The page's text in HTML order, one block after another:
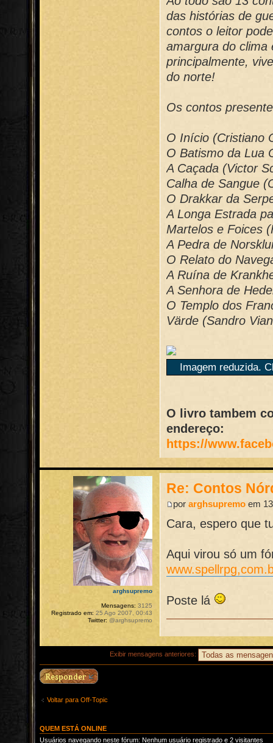
das histórias de
contos o leitor
amargura do clima
principalmente,
do norte!
Os contos
O Início (Cristiano
O Batismo da Lua
A Caçada (Victor
Calha de Sangue
O Drakkar da
A Longa Estrada
Martelos e Foices
A Pedra de
O Relato do
A Ruína de
A Senhora de
O Templo dos
Värde (Sandro
Imagem reduzida.
O livro tambem
endereço:
https://
Re: Contos
porarghsupremo em
Cara, espero que
Aqui virou só um
Poste lá
arghsupremo
Mensagens: 3125
Registrado em: 25 Ago 2007, 00:43
Twitter: @arghsupremo
Exibir mensagens anteriores:
Voltar para Off-Topic
QUEM ESTÁ ONLINE
Usuários navegando neste fórum: Nenhum usuário registrado e 2 visitantes